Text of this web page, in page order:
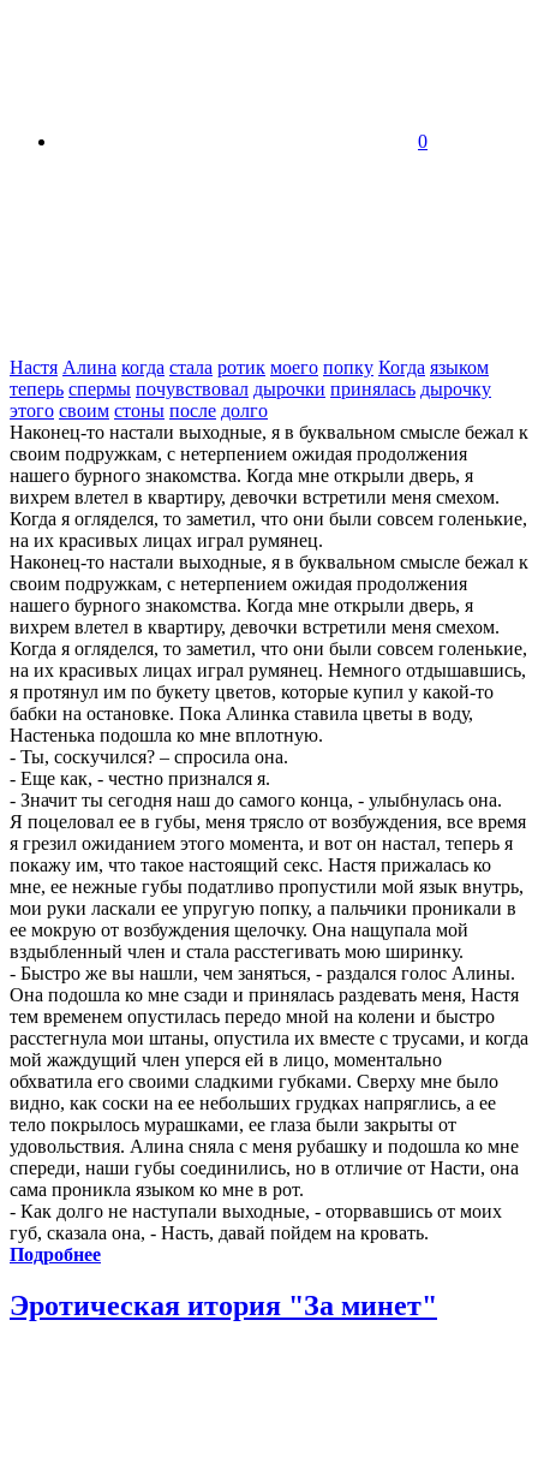
0
Настя Алина когда стала ротик моего попку Когда языком
теперь спермы почувствовал дырочки принялась дырочку
этого своим стоны после долго
Наконец-то настали выходные, я в буквальном смысле бежал к
своим подружкам, с нетерпением ожидая продолжения
нашего бурного знакомства. Когда мне открыли дверь, я
вихрем влетел в квартиру, девочки встретили меня смехом.
Когда я огляделся, то заметил, что они были совсем голенькие,
на их красивых лицах играл румянец.
Наконец-то настали выходные, я в буквальном смысле бежал к
своим подружкам, с нетерпением ожидая продолжения
нашего бурного знакомства. Когда мне открыли дверь, я
вихрем влетел в квартиру, девочки встретили меня смехом.
Когда я огляделся, то заметил, что они были совсем голенькие,
на их красивых лицах играл румянец. Немного отдышавшись,
я протянул им по букету цветов, которые купил у какой-то
бабки на остановке. Пока Алинка ставила цветы в воду,
Настенька подошла ко мне вплотную.
- Ты, соскучился? – спросила она.
- Еще как, - честно признался я.
- Значит ты сегодня наш до самого конца, - улыбнулась она.
Я поцеловал ее в губы, меня трясло от возбуждения, все время
я грезил ожиданием этого момента, и вот он настал, теперь я
покажу им, что такое настоящий секс. Настя прижалась ко
мне, ее нежные губы податливо пропустили мой язык внутрь,
мои руки ласкали ее упругую попку, а пальчики проникали в
ее мокрую от возбуждения щелочку. Она нащупала мой
вздыбленный член и стала расстегивать мою ширинку.
- Быстро же вы нашли, чем заняться, - раздался голос Алины.
Она подошла ко мне сзади и принялась раздевать меня, Настя
тем временем опустилась передо мной на колени и быстро
расстегнула мои штаны, опустила их вместе с трусами, и когда
мой жаждущий член уперся ей в лицо, моментально
обхватила его своими сладкими губками. Сверху мне было
видно, как соски на ее небольших грудках напряглись, а ее
тело покрылось мурашками, ее глаза были закрыты от
удовольствия. Алина сняла с меня рубашку и подошла ко мне
спереди, наши губы соединились, но в отличие от Насти, она
сама проникла языком ко мне в рот.
- Как долго не наступали выходные, - оторвавшись от моих
губ, сказала она, - Насть, давай пойдем на кровать.
Подробнее
Эротическая итория "За минет"